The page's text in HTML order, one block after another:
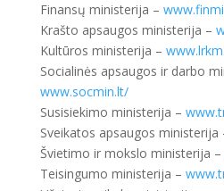
Finansų ministerija –
Krašto apsaugos ministerija –
Kultūros ministerija –
Socialinės apsaugos ir darbo
www.socmin.lt/
Susisiekimo ministerija –
Sveikatos apsaugos ministerija
Švietimo ir mokslo ministerija –
Teisingumo ministerija –